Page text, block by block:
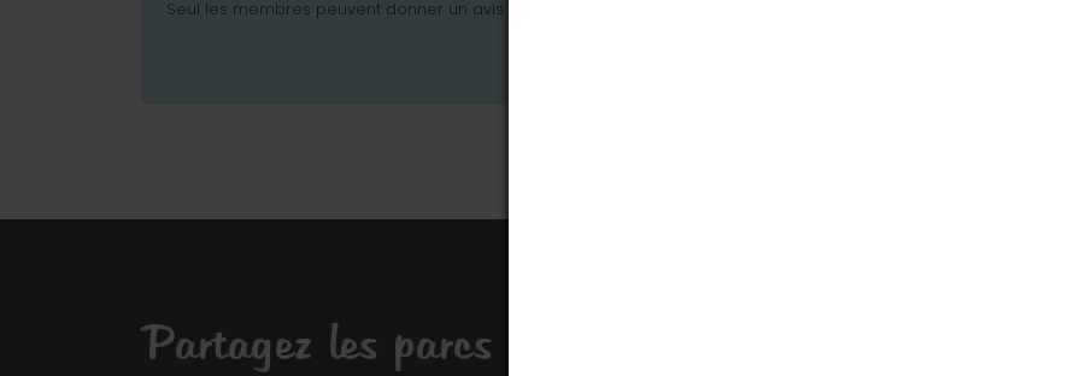
Seul les membres peuvent donner un avis ou poser des questions.
Partagez les parcs que vous connaissez